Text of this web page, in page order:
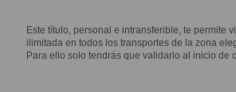
Este título, personal e intransferible, te permite
ilimitada en todos los transportes de la zona
Para ello solo tendrás que validarlo al inicio de